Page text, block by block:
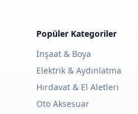
Popüler Kategoriler
İnşaat & Boya
Elektrik & Aydınlatma
Hırdavat & El Aletleri
Oto Aksesuar